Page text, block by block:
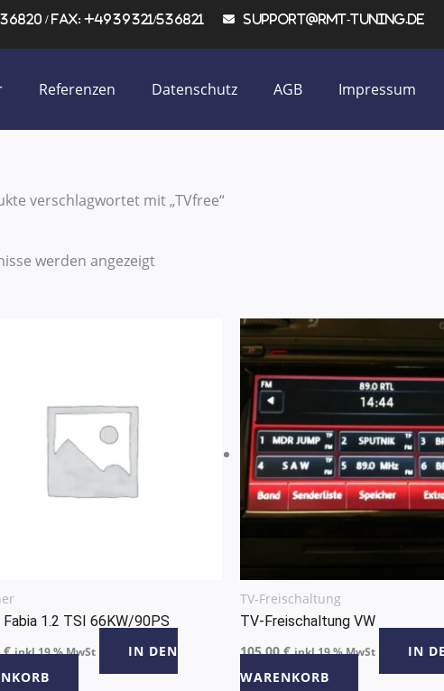
/ Fax: +4939321/536821 support@rmt-tuning.de
Referenzen Datenschutz AGB Impressum
verschlagwortet mit „TVfree“
werden angezeigt
Fabia 1.2 TSI 66KW/90PS
€ inkl 19 % MwSt
IN DEN
TV-Freischaltung
TV-Freischaltung VW
105,00€ inkl 19 % MwSt
IN
WARENKORB